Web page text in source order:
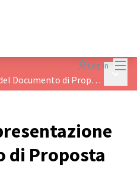
Log in
di Proposta Partecipata
Main
di Proposta